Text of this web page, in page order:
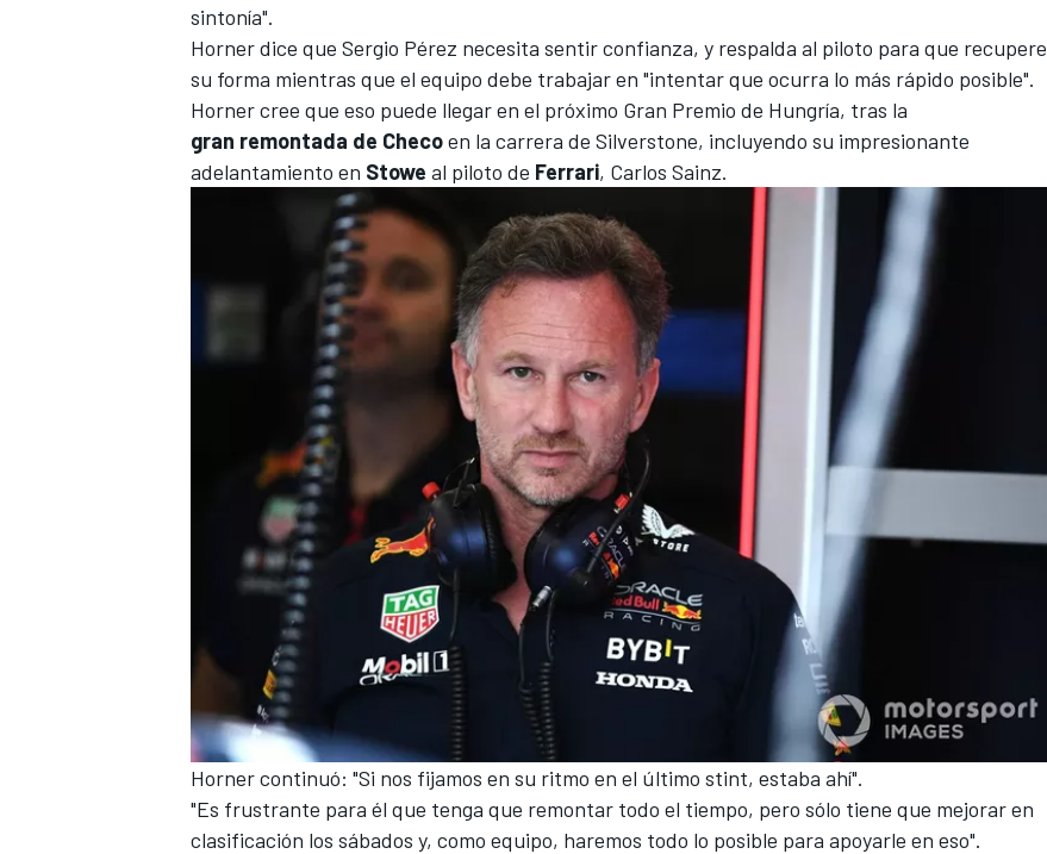
MÁS CATEGORÍAS
sintonía".
Horner dice que Sergio Pérez necesita sentir confianza, y respalda al piloto para que recupere
su forma mientras que el equipo debe trabajar en "intentar que ocurra lo más rápido posible".
Horner cree que eso puede llegar en el próximo Gran Premio de Hungría, tras la
gran remontada de Checoen la carrera de Silverstone, incluyendo su impresionante
adelantamiento en Stowe al piloto de Ferrari, Carlos Sainz.
Horner continuó: "Si nos fijamos en su ritmo en el último stint, estaba ahí".
"Es frustrante para él que tenga que remontar todo el tiempo, pero sólo tiene que mejorar en
clasificación los sábados y, como equipo, haremos todo lo posible para apoyarle en eso".